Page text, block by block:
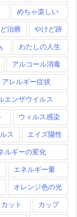
めちゃ楽しい
治療 やけど跡
わたしの人生
アルコール消毒
アレルギー症状
エンザウイルス
ウィルス感染
ス エイズ陽性
ルギーの変化
エネルギー量
オレンジ色の光
カット カップ